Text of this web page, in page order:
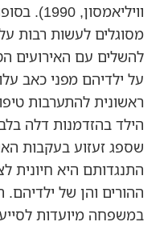
מסוגלים לעשות רבות
להשלים עם האירועים
על ילדיהם מפני כאב
ראשונית להתערבות
הילד בהזדמנות דלה
שספג זעזוע בעקבות
התנגדותם היא חיונית
ההורים והן של
במשפחה מיועדות